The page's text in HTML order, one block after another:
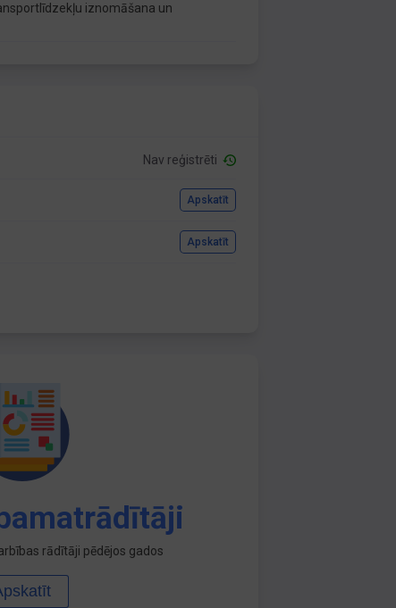
iznomāšana un
Nav reģistrēti
Apskatīt
Apskatīt
rādītāji pēdējos gados